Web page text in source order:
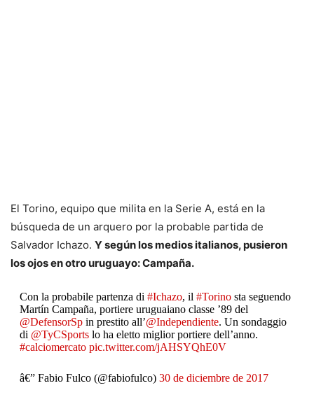
El Torino, equipo que milita en la Serie A, está en la
búsqueda de un arquero por la probable partida de
Salvador Ichazo. Y según los medios italianos, pusieron
los ojos en otro uruguayo: Campaña.
Con la probabile partenza di #Ichazo, il #Torinosta seguendo
Martín Campaña, portiere uruguaiano classe ’89 del
@DefensorSpin prestito all’@Independiente. Un sondaggio
di @TyCSportslo ha eletto miglior portiere dell’anno.
#calciomercato pic.twitter.com/jAHSYQhE0V
â€” Fabio Fulco (@fabiofulco) 30 de diciembre de 2017